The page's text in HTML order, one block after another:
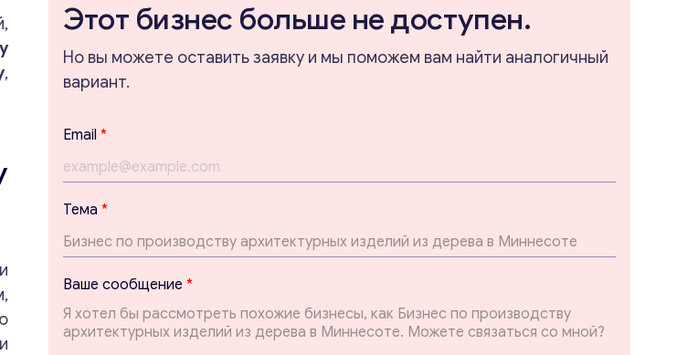
,
Этот бизнес больше не доступен.
Но вы можете оставить заявку и мы поможем вам найти аналогичный
вариант.
Email *
E
m
a
i
l
E
m
a
Тема *
Ваше сообщение *